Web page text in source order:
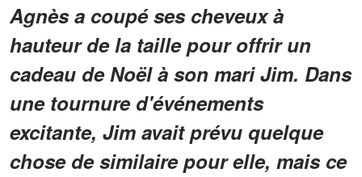
Agnès a coupé ses cheveux à
hauteur de la taille pour offrir un
cadeau de Noël à son mari Jim. Dans
une tournure d'événements
excitante, Jim avait prévu quelque
chose de similaire pour elle, mais ce